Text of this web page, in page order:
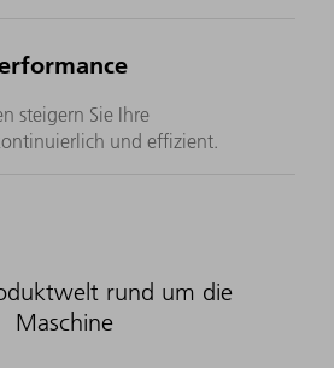
steigern Sie Ihre
und effizient.
rund um die
Maschine